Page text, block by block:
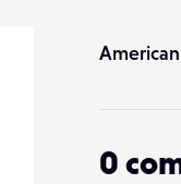
0